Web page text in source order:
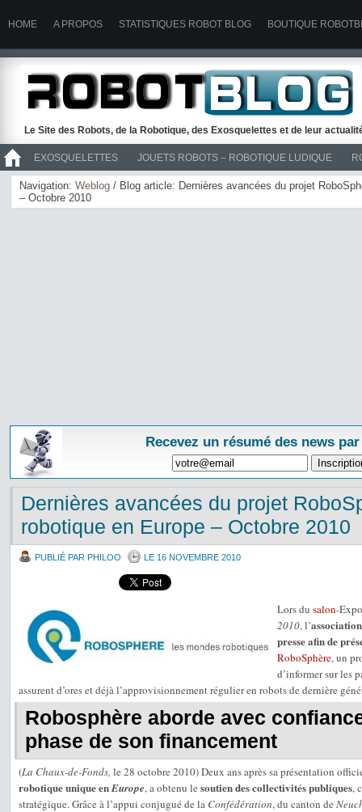
HOME A PROPOS STATISTIQUES ROBOT BLOG BOUTIQUE
Le Site des Robots, de la Robotique, des Exosquelettes et de leur
EXOSQUELETTES JOUETS ROBOTS – ROBOTIQUE LUDIQUE
>> ROBOTS
Navigation: Weblog / Blog article: Dernières avancées du projet
– Octobre 2010
Recevez un résumé des news
Dernières avancées du projet
robotique en Europe – Octobre 2010
PUBLIÉ PAR PHILOO LE 16 NOVEMBRE 2010
Lors du salon-
2010, l’
presse afin de
RoboSphère, un
d’informer sur les
assurent d’ores et déjà l’approvisionnement régulier en robots de dernière
Robosphère aborde avec
phase de son financement
(La Chaux-de-Fonds, le 28 octobre 2010) Deux ans après sa présentation
robotique unique enEurope, a obtenu le soutien des collectivités publiques,
stratégique. Grâce à l’appui conjugué de la Confédération, du canton de